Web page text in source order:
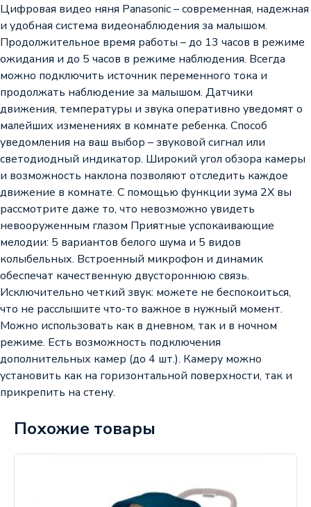
Цифровая видео няня Panasonic – современная, надежная
и удобная система видеонаблюдения за малышом.
Продолжительное время работы – до 13 часов в режиме
ожидания и до 5 часов в режиме наблюдения. Всегда
можно подключить источник переменного тока и
продолжать наблюдение за малышом. Датчики
движения, температуры и звука оперативно уведомят о
малейших изменениях в комнате ребенка. Способ
уведомления на ваш выбор – звуковой сигнал или
светодиодный индикатор. Широкий угол обзора камеры
и возможность наклона позволяют отследить каждое
движение в комнате. С помощью функции зума 2Х вы
рассмотрите даже то, что невозможно увидеть
невооруженным глазом Приятные успокаивающие
мелодии: 5 вариантов белого шума и 5 видов
колыбельных. Встроенный микрофон и динамик
обеспечат качественную двустороннюю связь.
Исключительно четкий звук: можете не беспокоиться,
что не расслышите что-то важное в нужный момент.
Можно использовать как в дневном, так и в ночном
режиме. Есть возможность подключения
дополнительных камер (до 4 шт.). Камеру можно
установить как на горизонтальной поверхности, так и
прикрепить на стену.
Похожие товары